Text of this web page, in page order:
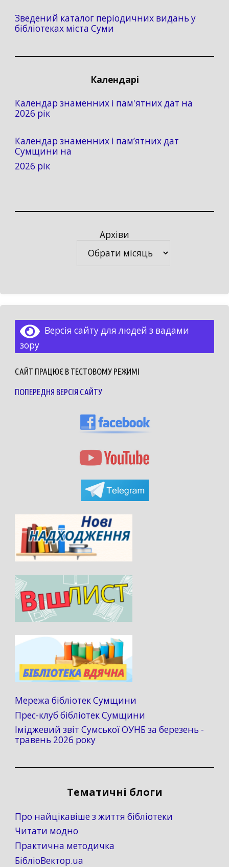
Зведений каталог періодичних видань у
бібліотеках міста Суми
Календарі
Календар знаменних і пам'ятних дат на
2026 рік
Календар знаменних і пам’ятних дат
Сумщини на
2026 рік
Архіви
Версія сайту для людей з вадами
зору
САЙТ ПРАЦЮЄ В ТЕСТОВОМУ РЕЖИМІ
ПОПЕРЕДНЯ ВЕРСІЯ САЙТУ
Мережа бібліотек Сумщини
Прес-клуб бібліотек Сумщини
Іміджевий звіт Сумської ОУНБ за березень -
травень 2026 року
Тематичні блоги
Про найцікавіше з життя бібліотеки
Читати модно
Практична методичка
БібліоВектор.ua